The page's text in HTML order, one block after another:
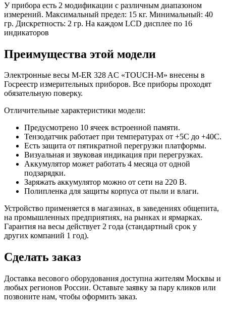
У прибора есть 2 модификации с различным диапазоном
измерений. Максимальный предел: 15 кг. Минимальный: 40
гр. Дискретность: 2 гр. На каждом LCD дисплее по 16
индикаторов
Преимущества этой модели
Электронные весы M-ER 328 AC «TOUCH-M» внесены в
Госреестр измерительных приборов. Все приборы проходят
обязательную поверку.
Отличительные характеристики модели:
Предусмотрено 10 ячеек встроенной памяти.
Тензодатчик работает при температурах от +5С до +40С.
Есть защита от пятикратной перегрузки платформы.
Визуальная и звуковая индикация при перегрузках.
Аккумулятор может работать 4 месяца от одной
подзарядки.
Заряжать аккумулятор можно от сети на 220 В.
Полипленка для защиты корпуса от пыли и влаги.
Устройство применяется в магазинах, в заведениях общепита,
на промышленных предприятиях, на рынках и ярмарках.
Гарантия на весы действует 2 года (стандартный срок у
других компаний 1 год).
Сделать заказ
Доставка весового оборудования доступна жителям Москвы и
любых регионов России. Оставьте заявку за пару кликов или
позвоните нам, чтобы оформить заказ.